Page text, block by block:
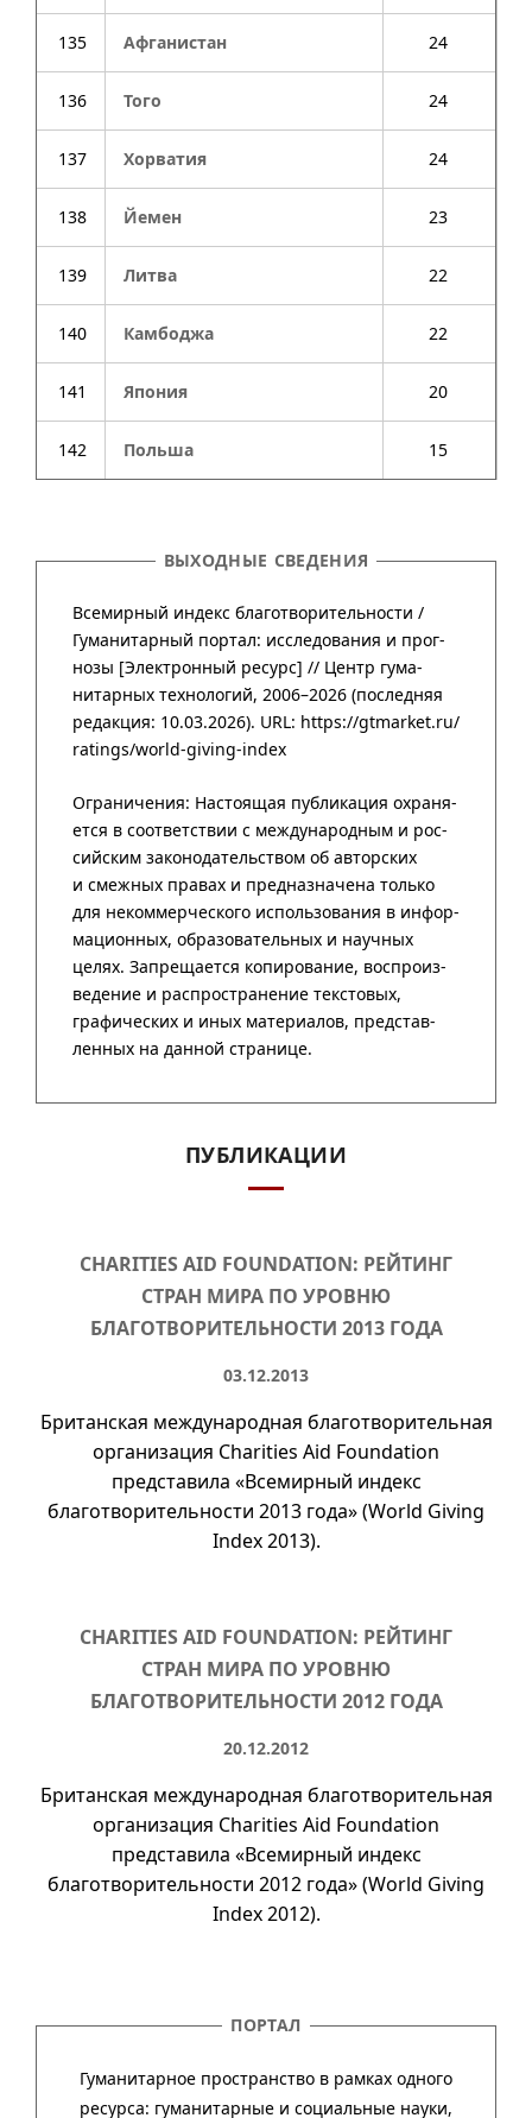
135 Афганистан 24
136 Того 24
137 Хорватия 24
138 Йемен 23
139 Литва 22
140 Камбоджа 22
141 Япония 20
142 Польша 15
ВЫХОДНЫЕ СВЕДЕНИЯ
Всемирный индекс благотворительности /
Гума­нитар­ный портал: иссле­до­ва­ния и прог­
нозы [Элект­рон­ный ресурс] // Центр гума­
нитар­ных техно­логий, 2006–2026 (после­дняя
редак­ция: 10.03.2026). URL: https://gtmarket.ru/
ratings/world-giving-index
ПУБЛИКАЦИИ
CHARITIES AID FOUNDATION: РЕЙТИНГ
СТРАН МИРА ПО УРОВНЮ
БЛАГОТВОРИТЕЛЬНОСТИ 2013 ГОДА
03.12.2013
Британская международная благотворительная
организация Charities Aid Foundation
представила «Всемирный индекс
благотворительности 2013 года» (World Giving
Index 2013).
CHARITIES AID FOUNDATION: РЕЙТИНГ
СТРАН МИРА ПО УРОВНЮ
БЛАГОТВОРИТЕЛЬНОСТИ 2012 ГОДА
20.12.2012
Британская международная благотворительная
организация Charities Aid Foundation
представила «Всемирный индекс
благотворительности 2012 года» (World Giving
Index 2012).
ПОРТАЛ
Гуманитарное пространство в рамках одного
ресурса: гума­ни­тар­ные и соци­аль­ные науки,